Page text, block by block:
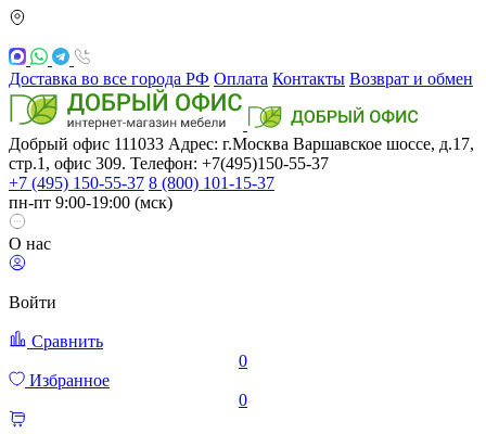
Доставка во все города РФ Оплата Контакты Возврат и обмен
Добрый офис 111033 Адрес: г.Москва Варшавское шоссе, д.17,
стр.1, офис 309. Телефон: +7(495)150-55-37
+7 (495) 150-55-37 8 (800) 101-15-37
пн-пт 9:00-19:00 (мск)
О нас
Войти
Сравнить
0
Избранное
0